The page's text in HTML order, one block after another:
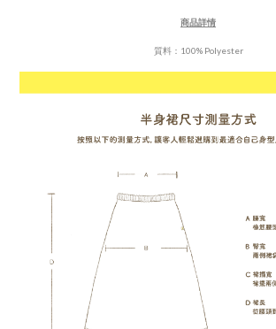
商品詳情
質料：100% Polyester